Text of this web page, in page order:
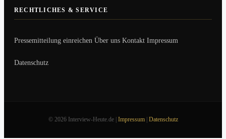
RECHTLICHES & SERVICE
Pressemitteilung einreichen Über uns Kontakt Impressum
Datenschutz
© 2026 Interview-Heute.de | Impressum| Datenschutz